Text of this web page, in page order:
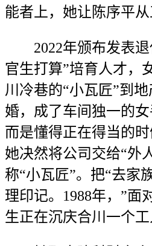
能者上，她让陈序平从
2022年颁布发表退
官生打算”培育人才，
川冷巷的“小瓦匠”到
婚，成了车间独一的女
而是懂得正在得当的时
她决然将公司交给“外
称“小瓦匠”。把“去家
理印记。1988年，”面
生正在沉庆合川一个工